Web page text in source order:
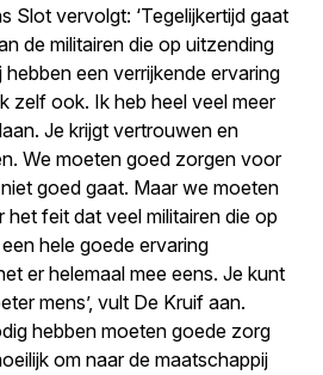
Slot vervolgt: ‘Tegelijkertijd gaat
de militairen die op uitzending
een verrijkende ervaring
zelf ook. Ik heb heel veel meer
Je krijgt vertrouwen en
We moeten goed zorgen voor
goed gaat. Maar we moeten
feit dat veel militairen die op
hele goede ervaring
er helemaal mee eens. Je kunt
mens’, vult De Kruif aan.
hebben moeten goede zorg
om naar de maatschappij